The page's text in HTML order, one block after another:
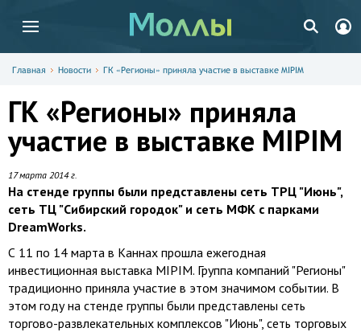
Главная Новости ГК «Регионы» приняла участие в выставке MIPIM
ГК «Регионы» приняла
участие в выставке MIPIM
17 марта 2014 г.
На стенде группы были представлены сеть ТРЦ "Июнь",
сеть ТЦ "Сибирский городок" и сеть МФК с парками
DreamWorks.
С 11 по 14 марта в Каннах прошла ежегодная
инвестиционная выставка MIPIM. Группа компаний "Регионы"
традиционно приняла участие в этом значимом событии. В
этом году на стенде группы были представлены сеть
торгово-развлекательных комплексов "Июнь", сеть торговых